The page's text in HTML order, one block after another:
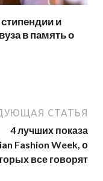
и
в память о
СТАТЬЯ
4 лучших показа
Fashion Week, о
все говорят